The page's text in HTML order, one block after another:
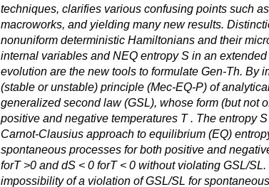
techniques, clarifies various confusing points such
macroworks, and yielding many new results.
nonuniform deterministic Hamiltonians and their
internal variables and NEQ entropy S in an
evolution are the new tools to formulate Gen-Th. By
(stable or unstable) principle (Mec-EQ-P) of
generalized second law (GSL), whose form (but not
positive and negative temperatures T . The entropy
Carnot-Clausius approach to equilibrium (EQ)
spontaneous processes for both positive and
forT >0 and dS < 0 forT < 0 without violating GSL/
impossibility of a violation of GSL/SL for